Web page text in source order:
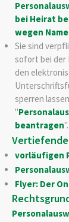
bei Heirat
wegen
Sie sind
sofort bei der
den
sperren
"
beantragen".
vorläufigen
Flyer: Der